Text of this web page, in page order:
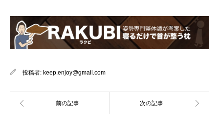
投稿者: keep.enjoy@gmail.com